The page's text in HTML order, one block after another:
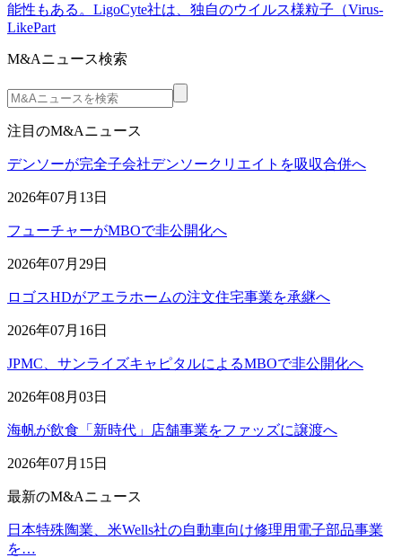
能性もある。LigoCyte社は、独自のウイルス様粒子（Virus-
LikePart
M&Aニュース検索
注目のM&Aニュース
デンソーが完全子会社デンソークリエイトを吸収合併へ
2026年07月13日
フューチャーがMBOで非公開化へ
2026年07月29日
ロゴスHDがアエラホームの注文住宅事業を承継へ
2026年07月16日
JPMC、サンライズキャピタルによるMBOで非公開化へ
2026年08月03日
海帆が飲食「新時代」店舗事業をファッズに譲渡へ
2026年07月15日
最新のM&Aニュース
日本特殊陶業、米Wells社の自動車向け修理用電子部品事業
を…